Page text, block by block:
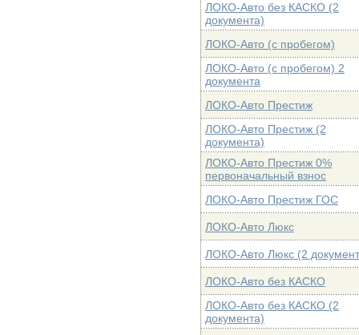
ЛОКО-Авто без КАСКО (2
документа)
ЛОКО-Авто (с пробегом)
ЛОКО-Авто (с пробегом) 2
документа
ЛОКО-Авто Престиж
ЛОКО-Авто Престиж (2
документа)
ЛОКО-Авто Престиж 0%
первоначальный взнос
ЛОКО-Авто Престиж ГОС
ЛОКО-Авто Люкс
ЛОКО-Авто Люкс (2
ЛОКО-Авто без КАСКО
ЛОКО-Авто без КАСКО (2
документа)